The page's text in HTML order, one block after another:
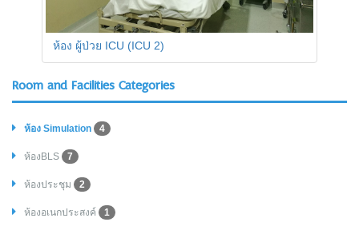
ห้อง ผู้ป่วย ICU (ICU 2)
Room and Facilities Categories
ห้อง Simulation 4
ห้องBLS 7
ห้องประชุม 2
ห้องอเนกประสงค์ 1